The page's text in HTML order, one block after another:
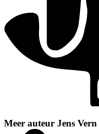
Meer auteur Jens Vern